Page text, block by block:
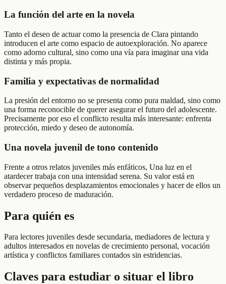
La función del arte en la novela
Tanto el deseo de actuar como la presencia de Clara pintando
introducen el arte como espacio de autoexploración. No aparece
como adorno cultural, sino como una vía para imaginar una vida
distinta y más propia.
Familia y expectativas de normalidad
La presión del entorno no se presenta como pura maldad, sino como
una forma reconocible de querer asegurar el futuro del adolescente.
Precisamente por eso el conflicto resulta más interesante: enfrenta
protección, miedo y deseo de autonomía.
Una novela juvenil de tono contenido
Frente a otros relatos juveniles más enfáticos, Una luz en el
atardecer trabaja con una intensidad serena. Su valor está en
observar pequeños desplazamientos emocionales y hacer de ellos un
verdadero proceso de maduración.
Para quién es
Para lectores juveniles desde secundaria, mediadores de lectura y
adultos interesados en novelas de crecimiento personal, vocación
artística y conflictos familiares contados sin estridencias.
Claves para estudiar o situar el libro